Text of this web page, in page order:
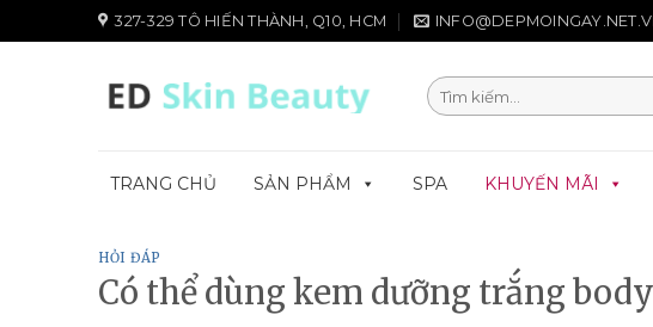
đến
327-329 TÔ HIẾN THÀNH, Q10, HCM
Tìm
kiếm:
TRANG CHỦ SẢN PHẨM SPA KHUYẾN MÃI
HỎI ĐÁP
Có thể dùng kem dưỡng trắng